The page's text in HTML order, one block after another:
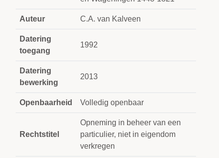
Auteur C.A. van Kalveen
Datering
toegang
1992
Datering
bewerking
2013
Openbaarheid Volledig openbaar
Rechtstitel
Opneming in beheer van een
particulier, niet in eigendom
verkregen